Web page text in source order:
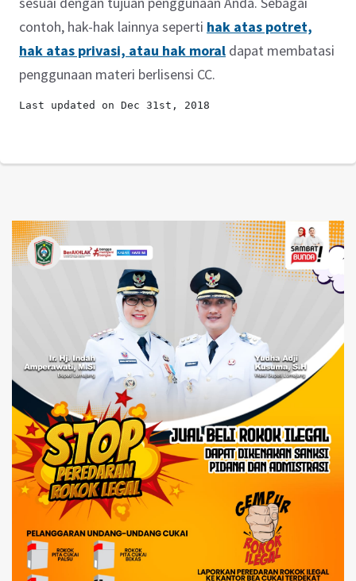
contoh, hak-hak lainnya seperti hak atas potret,
hak atas privasi, atau hak moral dapat membatasi
penggunaan materi berlisensi CC.
Last updated on Dec 31st, 2018